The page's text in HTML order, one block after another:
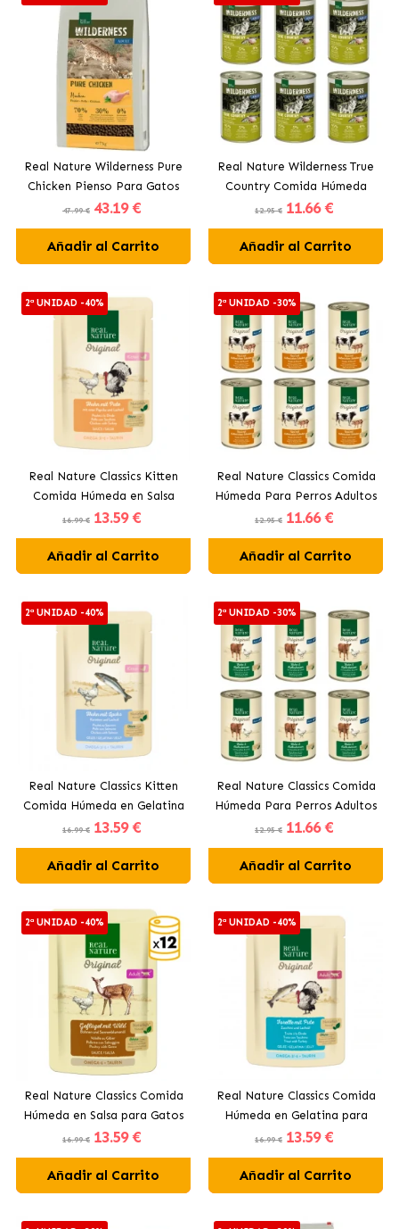
Real Nature Wilderness Pure
Chicken Pienso Para Gatos
Adultos con Pollo
47.99 € 43.19 €
Añadir al Carrito
Real Nature Wilderness True
Country Comida Húmeda
Para Perros Adultos con
12.95 € 11.66 €
Añadir al Carrito
2ª UNIDAD -40%
Real Nature Classics Kitten
Comida Húmeda en Salsa
Para Gatitos con Aves
16.99 € 13.59 €
Añadir al Carrito
2ª UNIDAD -30%
Real Nature Classics Comida
Húmeda Para Perros Adultos
con Ternera y Jamón
12.95 € 11.66 €
Añadir al Carrito
2ª UNIDAD -40%
Real Nature Classics Kitten
Comida Húmeda en Gelatina
Para Gatitos con Pollo y
16.99 € 13.59 €
Añadir al Carrito
2ª UNIDAD -30%
Real Nature Classics Comida
Húmeda Para Perros Adultos
con Ternera y Pollo
12.95 € 11.66 €
Añadir al Carrito
2ª UNIDAD -40%
Real Nature Classics Comida
Húmeda en Salsa para Gatos
con Aves y Carne de Caza
16.99 € 13.59 €
Añadir al Carrito
2ª UNIDAD -40%
Real Nature Classics Comida
Húmeda en Gelatina para
Gatos con Trucha y Pavo
16.99 € 13.59 €
Añadir al Carrito